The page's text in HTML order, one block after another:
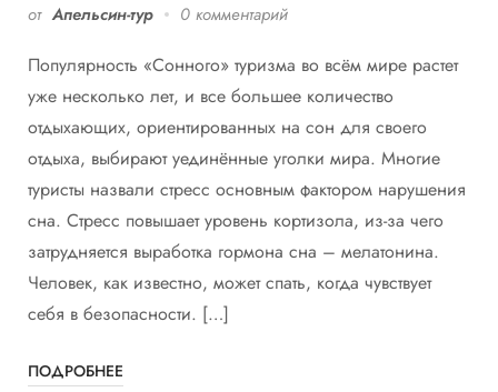
от Апельсин-тур 0 комментарий
Популярность «Сонного» туризма во всём мире растет
уже несколько лет, и все большее количество
отдыхающих, ориентированных на сон для своего
отдыха, выбирают уединённые уголки мира. Многие
туристы назвали стресс основным фактором нарушения
сна. Стресс повышает уровень кортизола, из-за чего
затрудняется выработка гормона сна – мелатонина.
Человек, как известно, может спать, когда чувствует
себя в безопасности. […]
ПОДРОБНЕЕ